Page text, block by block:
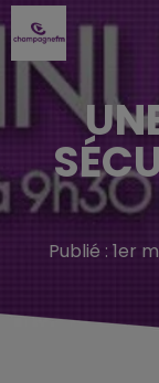
Publié : 1er